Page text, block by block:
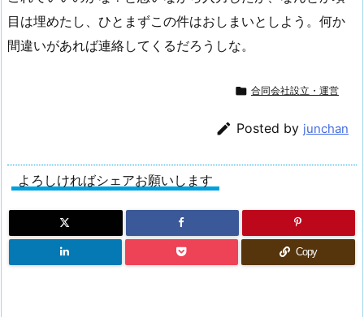
目は埋めたし、ひとまずこの件はおしまいとしよう。何か
間違いがあれば連絡してくるだろうしな。
 合同会社設立・運営
 Posted by junchan
よろしければシェアお願いします
Copy